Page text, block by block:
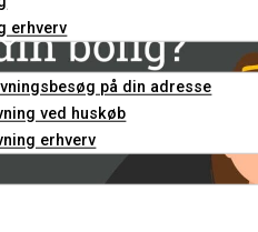
erhverv
på din adresse
ved huskøb
erhverv